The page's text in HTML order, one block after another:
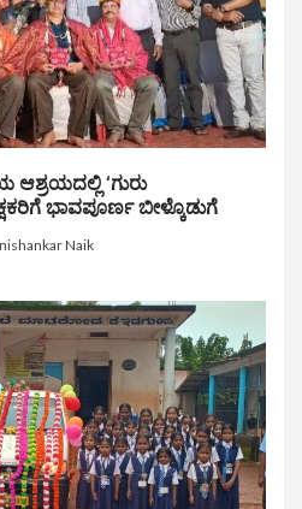
‘ಗುರು
ಭಾವಪೂರ್ಣ ಬೀಳ್ಕೊಡುಗೆ
Naik